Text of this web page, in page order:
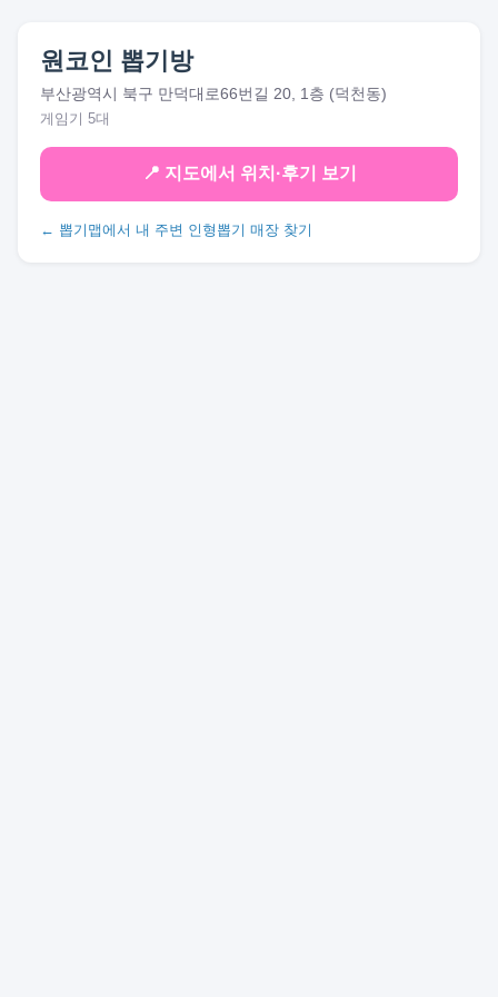
원코인 뽑기방
부산광역시 북구 만덕대로66번길 20, 1층 (덕천동)
게임기 5대
📍 지도에서 위치·후기 보기
← 뽑기맵에서 내 주변 인형뽑기 매장 찾기